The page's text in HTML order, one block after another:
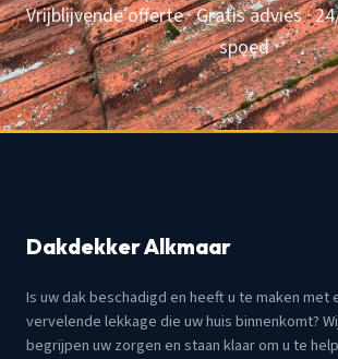
Vrijblijvende offerte · Gratis advies ·
spoed
Dakdekker Alkmaar
Is uw dak beschadigd en heeft u te maken met
vervelende lekkage die uw huis binnenkomt?
begrijpen uw zorgen en staan klaar om u te